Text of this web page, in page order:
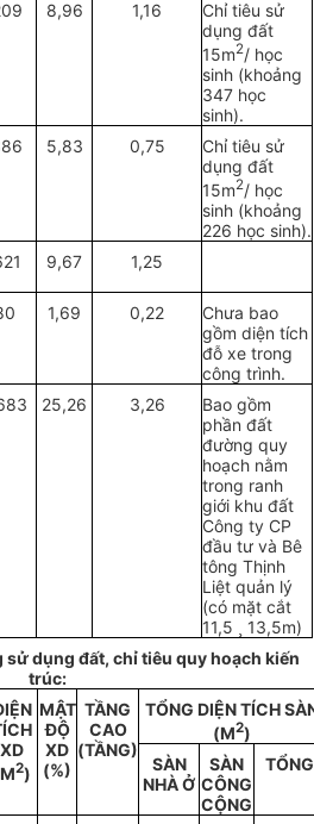
8,96 1,16
Chỉ tiêu sử
dụng đất
15m2/ học
sinh (khoảng
347 học
sinh).
5,83 0,75
Chỉ tiêu sử
dụng đất
15m2/ học
sinh (khoảng
226 học sinh).
9,67 1,25
1,69 0,22
Chưa bao
gồm diện tích
đỗ xe trong
công trình.
25,26 3,26
Bao gồm
phần đất
đường quy
hoạch nằm
trong ranh
giới khu đất
Công ty CP
đầu tư và Bê
tông Thịnh
Liệt quản lý
(có mặt cắt
11,5 ¸ 13,5m)
dụng đất, chỉ tiêu quy hoạch kiến
trúc:
XD
2)
MẬT
ĐỘ
XD
(%)
TẦNG
CAO
(TẦNG)
TỔNG DIỆN TÍCH
(M2)
SÀN
NHÀ Ở
SÀN
CÔNG
CỘNG
TỔNG